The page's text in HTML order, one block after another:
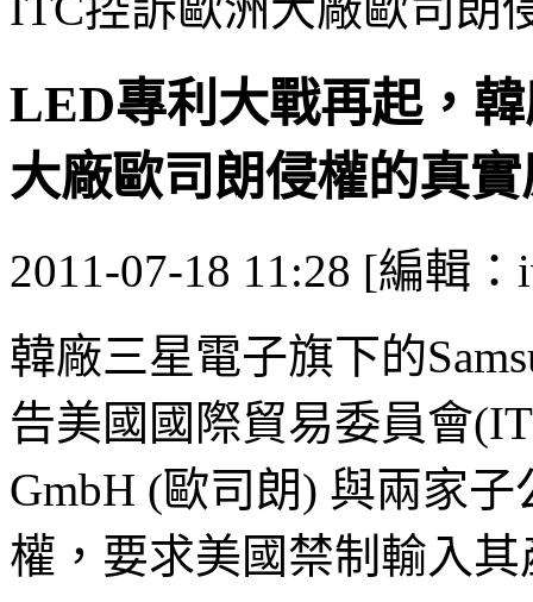
LED專利大戰再起，
大廠歐司朗侵權的真
2011-07-18 11:28 [編輯：
韓廠三星電子旗下的
告美國國際貿易委員會
GmbH (歐司朗) 與兩家
權，要求美國禁制輸入其